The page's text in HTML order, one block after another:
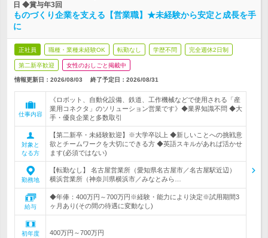
日 ◆賞与年3回
ものづくり企業を支える【営業職】★未経験から安定と成長を手
に
正社員 職種・業種未経験OK 転勤なし 学歴不問 完全週休2日制
第二新卒歓迎 女性のおしごと掲載中
情報更新日：2026/08/03 終了予定日： 2026/08/31
仕事内容
《ロボット、自動化設備、鉄道、工作機械などで使用される「産
業用コネクタ」のソリューション営業です》◆業界知識不問 ◆大
手・優良企業と多数取引
対象と
なる方
【第二新卒・未経験歓迎】※大学卒以上 ◆新しいことへの挑戦意
欲とチームワークを大切にできる方 ◆英語スキルがあれば活かせ
ます(必須ではない)
勤務地
【転勤なし】 名古屋営業所（愛知県名古屋市／名古屋駅近辺）
横浜営業所（神奈川県横浜市／みなとみら…
給与
◆年俸：400万円～700万円※経験・能力により決定※試用期間3
ヶ月あり(その間の待遇に変動なし)
初年度
400万円～700万円